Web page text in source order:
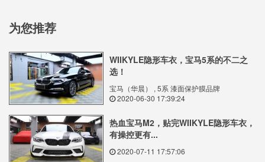
为您推荐
WIIKYLE隐形车衣，宝马5系的不二之
选！
宝马（华晨） , 5系 漆面保护膜品牌
2020-06-30 17:39:24
热血宝马M2，贴完WIIKYLE隐形车衣，
有操控更有...
2020-07-11 17:57:06